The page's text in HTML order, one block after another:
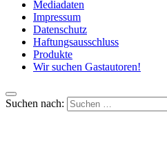
Mediadaten
Impressum
Datenschutz
Haftungsausschluss
Produkte
Wir suchen Gastautoren!
Suchen nach: